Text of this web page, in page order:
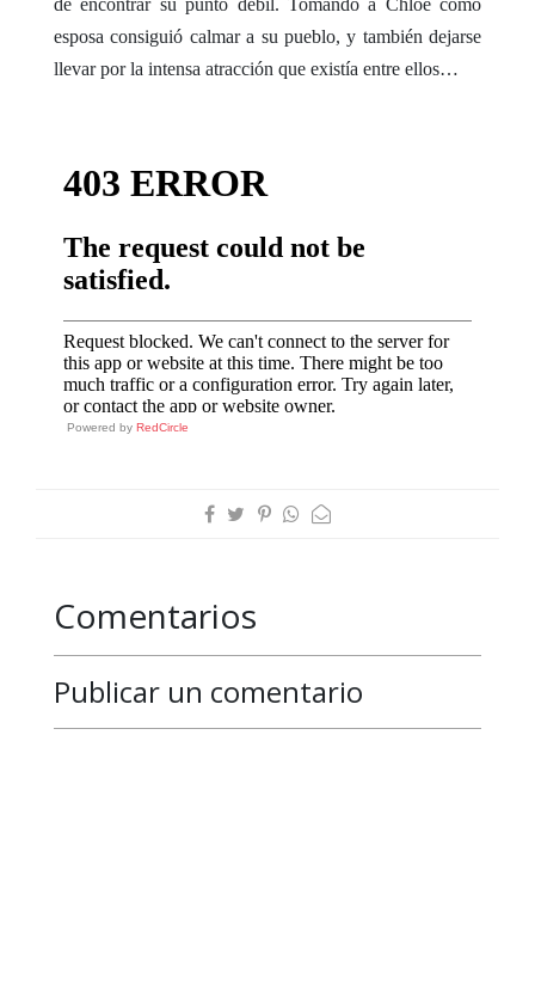
de encontrar su punto débil. Tomando a Chloe como
esposa consiguió calmar a su pueblo, y también dejarse
llevar por la intensa atracción que existía entre ellos…
Powered by RedCircle
Comentarios
Publicar un comentario